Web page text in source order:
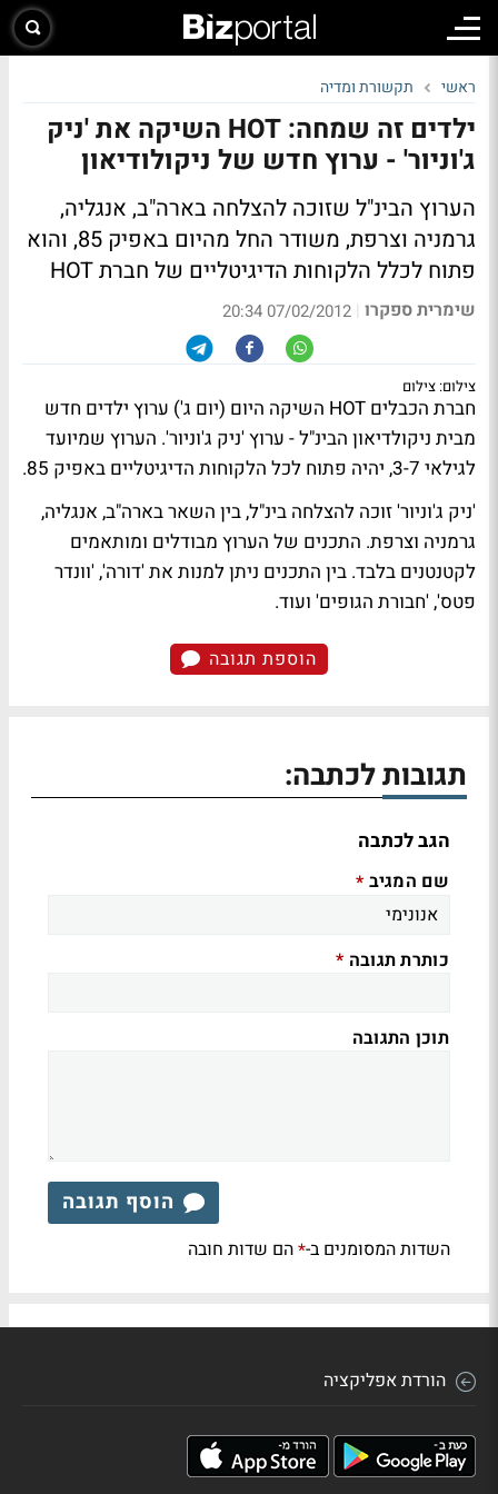
ראשי תקשורת ומדיה
ילדים זה שמחה: HOT השיקה את 'ניק
ג'וניור' - ערוץ חדש של ניקולודיאון
הערוץ הבינ"ל שזוכה להצלחה בארה"ב, אנגליה,
גרמניה וצרפת, משודר החל מהיום באפיק 85, והוא
פתוח לכלל הלקוחות הדיגיטליים של חברת HOT
שימרית ספקרו |
07/02/2012 20:34
צילום: צילום
חברת הכבלים HOT השיקה היום (יום ג') ערוץ ילדים חדש
מבית ניקולדיאון הבינ"ל - ערוץ 'ניק ג'וניור'. הערוץ שמיועד
לגילאי 3-7, יהיה פתוח לכל הלקוחות הדיגיטליים באפיק 85.
'ניק ג'וניור' זוכה להצלחה בינ"ל, בין השאר בארה"ב, אנגליה,
גרמניה וצרפת. התכנים של הערוץ מבודלים ומותאמים
לקטנטנים בלבד. בין התכנים ניתן למנות את 'דורה', 'וונדר
פטס', 'חבורת הגופים' ועוד.
הוספת תגובה
תגובות לכתבה:
הגב לכתבה
שם המגיב *
כותרת תגובה *
תוכן התגובה
הוסף תגובה
השדות המסומנים ב-*הם שדות חובה
הורדת אפליקציה